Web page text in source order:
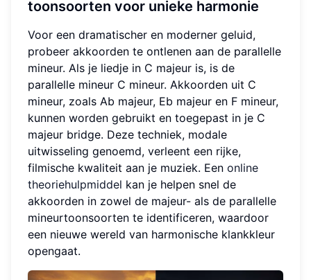
toonsoorten voor unieke harmonie
Voor een dramatischer en moderner geluid,
probeer akkoorden te ontlenen aan de parallelle
mineur. Als je liedje in C majeur is, is de
parallelle mineur C mineur. Akkoorden uit C
mineur, zoals Ab majeur, Eb majeur en F mineur,
kunnen worden gebruikt en toegepast in je C
majeur bridge. Deze techniek, modale
uitwisseling genoemd, verleent een rijke,
filmische kwaliteit aan je muziek. Een online
theoriehulpmiddel kan je helpen snel de
akkoorden in zowel de majeur- als de parallelle
mineurtoonsoorten te identificeren, waardoor
een nieuwe wereld van harmonische klankkleur
opengaat.